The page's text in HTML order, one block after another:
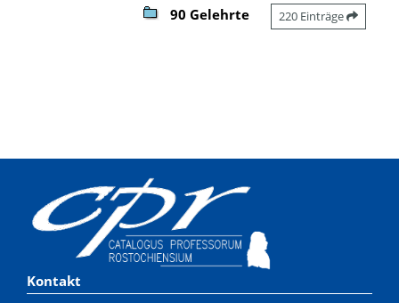
90 Gelehrte 220 Einträge
Kontakt